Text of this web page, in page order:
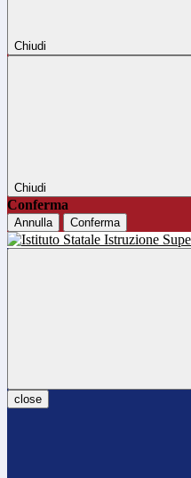
Chiudi
Chiudi
Conferma
Annulla Conferma
close